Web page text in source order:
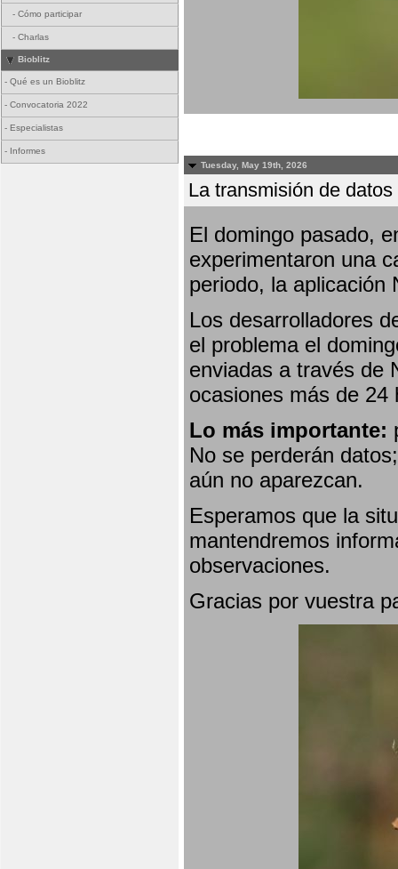
- Cómo participar
- Charlas
Bioblitz
- Qué es un Bioblitz
- Convocatoria 2022
- Especialistas
- Informes
Tuesday, May 19th, 2026
La transmisión de
El domingo pasado,
experimentaron una
periodo, la aplicación
Los desarrolladores
el problema el
enviadas a través de
ocasiones más de 24
Lo más importante:
No se perderán
aún no aparezcan.
Esperamos que la
mantendremos
observaciones.
Gracias por vuestra